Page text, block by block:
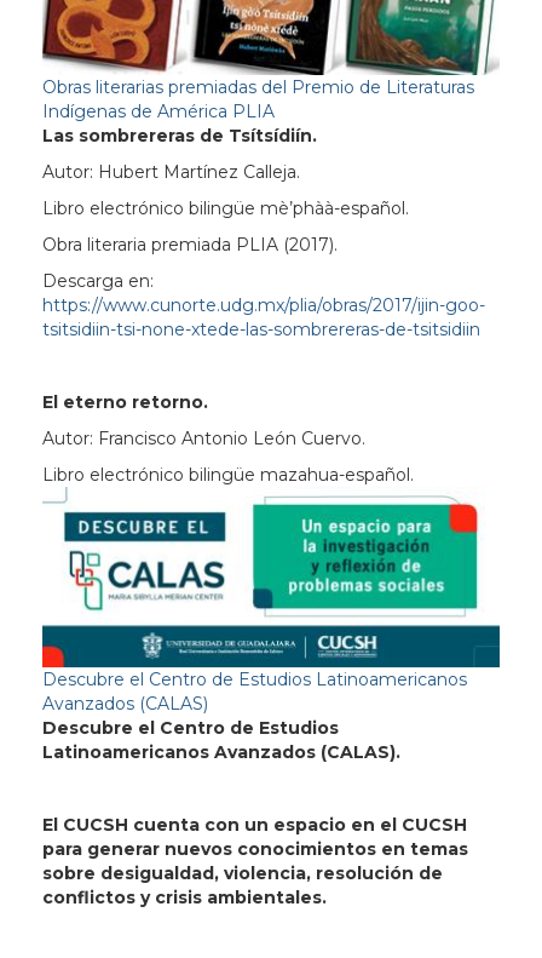
Obras literarias premiadas del Premio de Literaturas
Indígenas de América PLIA
Las sombrereras de Tsítsídiín.
Autor: Hubert Martínez Calleja.
Libro electrónico bilingüe mè’phàà-español.
Obra literaria premiada PLIA (2017).
Descarga en:
https://www.cunorte.udg.mx/plia/obras/2017/ijin-goo-
tsitsidiin-tsi-none-xtede-las-sombrereras-de-tsitsidiin
El eterno retorno.
Autor: Francisco Antonio León Cuervo.
Libro electrónico bilingüe mazahua-español.
Descubre el Centro de Estudios Latinoamericanos
Avanzados (CALAS)
Descubre el Centro de Estudios
Latinoamericanos Avanzados (CALAS).
El CUCSH cuenta con un espacio en el CUCSH
para generar nuevos conocimientos en temas
sobre desigualdad, violencia, resolución de
conflictos y crisis ambientales.